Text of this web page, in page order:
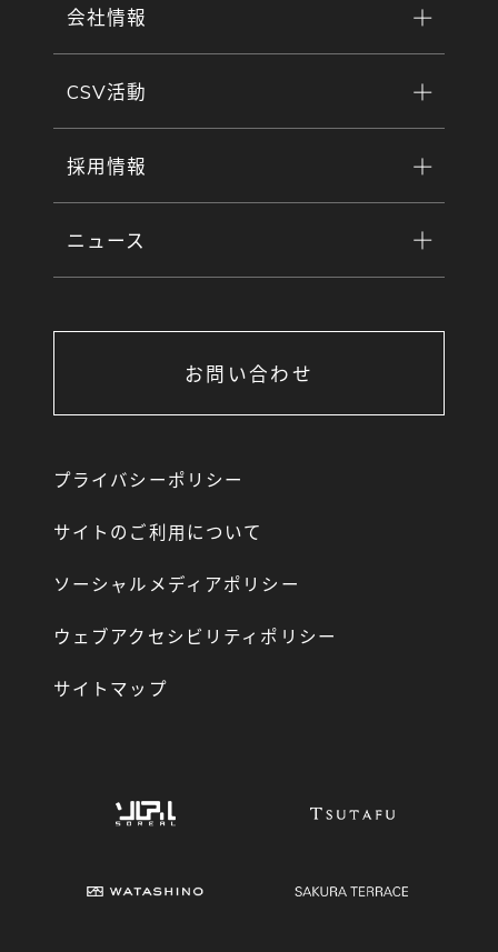
会社情報
CSV活動
採用情報
ニュース
お問い合わせ
プライバシーポリシー
サイトのご利用について
ソーシャルメディアポリシー
ウェブアクセシビリティポリシー
サイトマップ